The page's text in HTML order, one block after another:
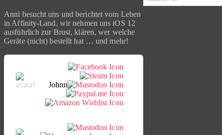
Anni besucht uns und berichtet vom Leben
in Affinity-Land, wir nehmen uns iOS 12
ausführlich zur Brust, klären, wer welche
Geräte (nicht) bestellt hat … und mehr!
Johnny